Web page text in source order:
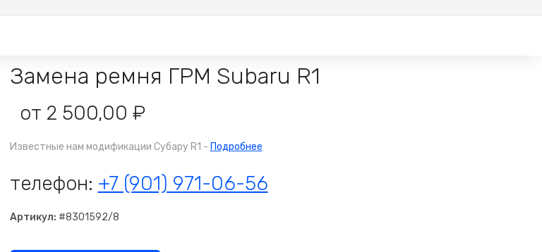
Замена ремня ГРМ Subaru R1
от 2 500,00 ₽
Известные нам модификации Субару R1 - Подробнее
телефон: +7 (901) 971-06-56
Артикул: #8301592/8